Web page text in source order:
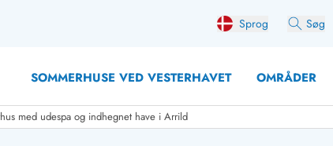
Sprog Søg
SOMMERHUSE VED VESTERHAVET OMRÅDER
med udespa og indhegnet have i Arrild